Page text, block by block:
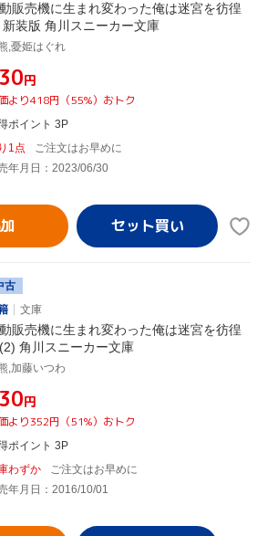
販売機に生まれ変わった俺は迷宮を彷徨
新装版 角川スニーカー文庫
,憂姫はぐれ
円
より418円（55%）おトク
ポイント 3P
1点
ご注文はお早めに
年月日：2023/06/30
古
文庫
販売機に生まれ変わった俺は迷宮を彷徨
角川スニーカー文庫
,加藤いつわ
円
より352円（51%）おトク
ポイント 3P
わずか
ご注文はお早めに
年月日：2016/10/01